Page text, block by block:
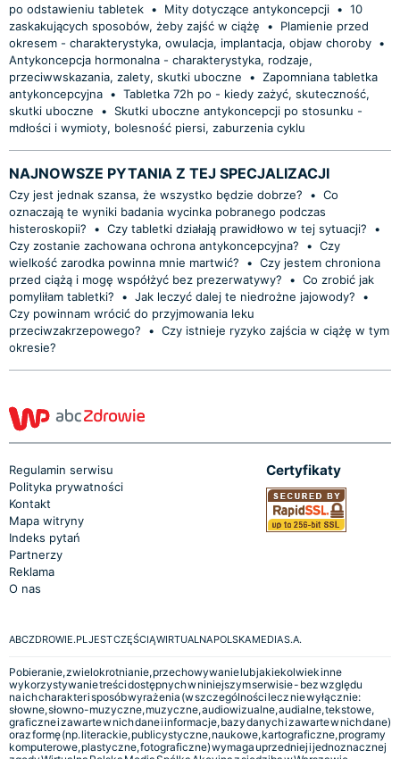
po odstawieniu tabletek • Mity dotyczące antykoncepcji • 10
zaskakujących sposobów, żeby zajść w ciążę
•
Plamienie przed
okresem - charakterystyka, owulacja, implantacja, objaw choroby •
Antykoncepcja hormonalna - charakterystyka, rodzaje,
przeciwwskazania, zalety, skutki uboczne
• Zapomniana tabletka
antykoncepcyjna • Tabletka 72h po - kiedy zażyć, skuteczność,
skutki uboczne
•
Skutki uboczne antykoncepcji po stosunku -
mdłości i wymioty, bolesność piersi, zaburzenia cyklu
NAJNOWSZE PYTANIA Z TEJ SPECJALIZACJI
Czy jest jednak szansa, że wszystko będzie dobrze? • Co
oznaczają te wyniki badania wycinka pobranego podczas
histeroskopii?
• Czy tabletki działają prawidłowo w tej sytuacji?
•
Czy zostanie zachowana ochrona antykoncepcyjna?
• Czy
wielkość zarodka powinna mnie martwić?
• Czy jestem chroniona
przed ciążą i mogę współżyć bez prezerwatywy?
• Co zrobić jak
pomyliłam tabletki?
• Jak leczyć dalej te niedrożne jajowody?
•
Czy powinnam wrócić do przyjmowania leku
przeciwzakrzepowego?
• Czy istnieje ryzyko zajścia w ciążę w tym
okresie?
Regulamin serwisu
Polityka prywatności
Kontakt
Mapa witryny
Indeks pytań
Partnerzy
Reklama
O nas
Certyfikaty
ABCZDROWIE.PL JEST CZĘŚCIĄ WIRTUALNA POLSKA MEDIA S.A.
Pobieranie, zwielokrotnianie, przechowywanie lub jakiekolwiek inne
wykorzystywanie treści dostępnych w niniejszym serwisie - bez względu
na ich charakter i sposób wyrażenia (w szczególności lecz nie wyłącznie:
słowne, słowno-muzyczne, muzyczne, audiowizualne, audialne, tekstowe,
graficzne i zawarte w nich dane i informacje, bazy danych i zawarte w nich dane)
oraz formę (np. literackie, publicystyczne, naukowe, kartograficzne, programy
komputerowe, plastyczne, fotograficzne) wymaga uprzedniej i jednoznacznej